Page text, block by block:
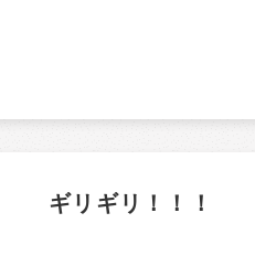
ギリギリ！！！